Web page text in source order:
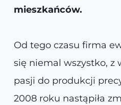
mieszkańców.
Od tego czasu firma
się niemal wszystko, z
pasji do produkcji
2008 roku nastąpiła